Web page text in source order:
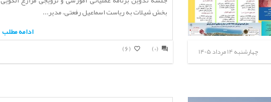
چهارشنبه 14 مرداد 1405
بخش شیلات به ریاست اسماعیل رفعتی، مدیر...
ادامه مطلب
(6) (0)